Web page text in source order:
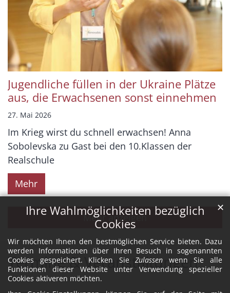
Ihre Wahlmöglichkeiten bezüglich
Cookies
Wir möchten Ihnen den bestmöglichen Service bieten. Dazu
werden Informationen über Ihren Besuch in sogenannten
Cookies gespeichert. Klicken SieZulassen wenn Sie alle
Funktionen dieser Website unter Verwendung spezieller
Cookies aktiveren möchten.
✕
Jugendliche füllen in der Ukraine Plätze
aus, die Erwachsenen sonst einnehmen
27. Mai 2026
Im Krieg wirst du schnell erwachsen! Anna
Sobolevska zu Gast bei den 10.Klassen der
Realschule
Mehr
Mehr anzeigen
Termine & Veranstaltungen